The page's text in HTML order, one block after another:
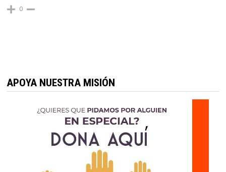
0
APOYA NUESTRA MISIÓN